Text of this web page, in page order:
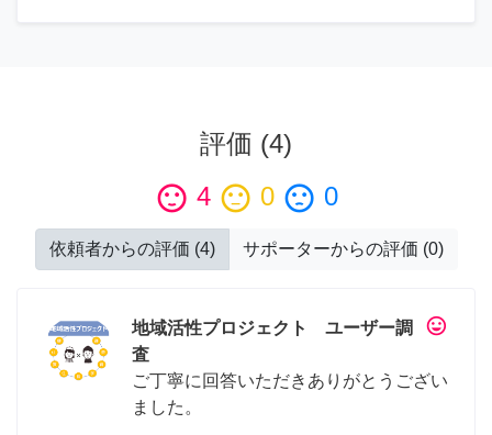
評価 (4)
sentiment_satisfied 4 sentiment_neutral 0 sentiment_dissatisfied 0
依頼者からの評価 (4) サポーターからの評価 (0)
tag_faces
地域活性プロジェクト ユーザー調
査
ご丁寧に回答いただきありがとうござい
ました。